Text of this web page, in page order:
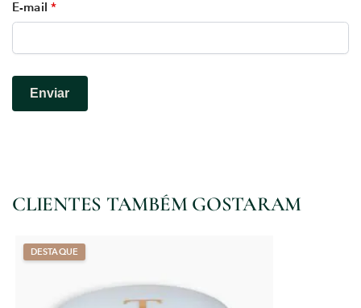
E-mail *
CLIENTES TAMBÉM GOSTARAM